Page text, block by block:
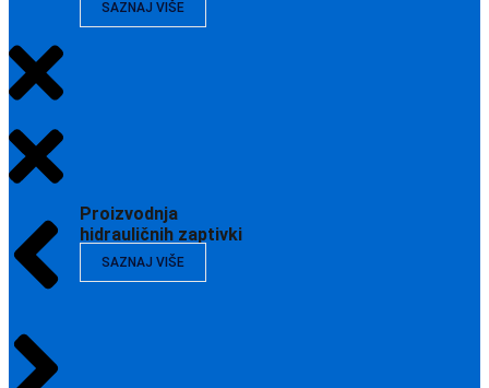
SAZNAJ VIŠE
Proizvodnja
hidrauličnih zaptivki
SAZNAJ VIŠE